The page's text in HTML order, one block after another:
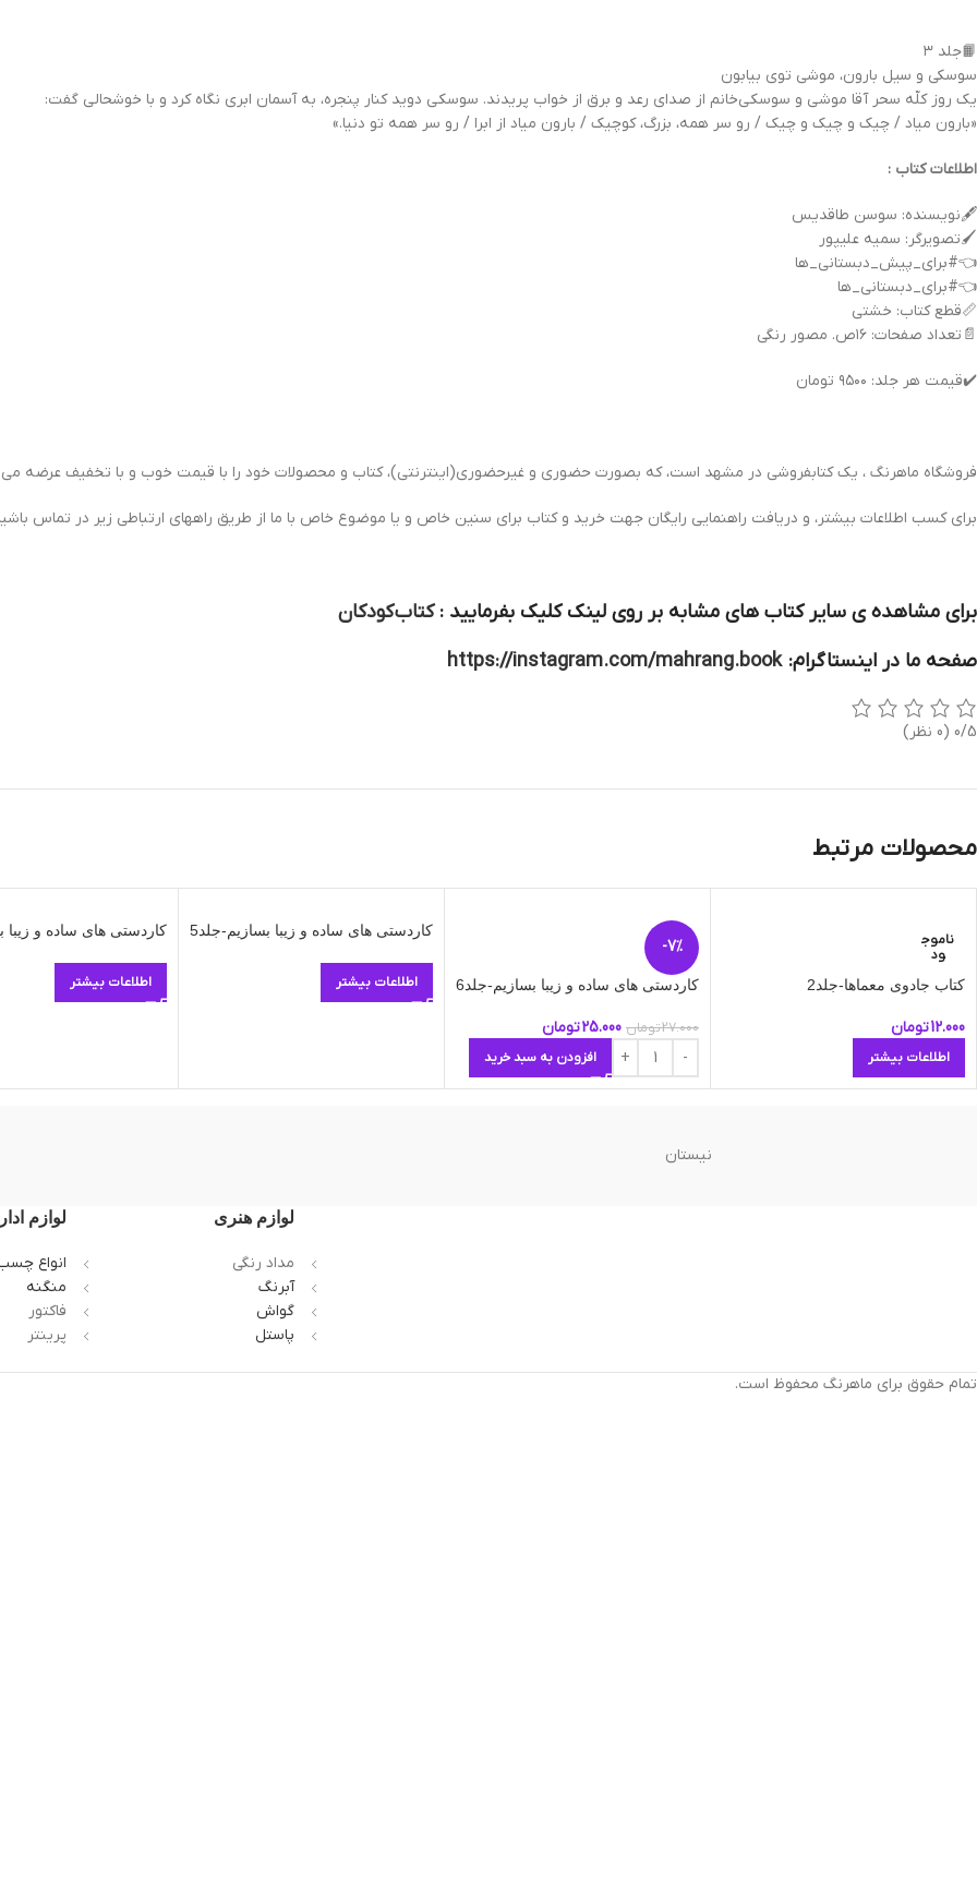
📙جلد ۳
سوسکی و سیل بارون، موشی توی بیابون
يك روز كلّه سحر آقا موشى و سوسكى‌خانم از صداى رعد و برق از خواب پريدند. سوسكى دويد كنار پنجره، به آسمان ابرى نگاه كرد و با خوشحالى گفت:
«بارون مياد / چيك و چيك و چيك‏ / رو سر همه، بزرگ، كوچيك / بارون مياد از ابرا / رو سر همه تو دنيا.»
اطلاعات کتاب :
🖋نویسنده: سوسن طاقدیس
🖌تصویرگر: سمیه علیپور
👈#برای_پیش_دبستانی_ها
👈#برای_دبستانی_ها
📏قطع کتاب: خشتی
📄تعداد صفحات: ۱۶ص. مصور رنگی
✔️قیمت هر جلد: ۹۵۰۰ تومان
فروشگاه ماهرنگ ، یک کتابفروشی در مشهد است، که بصورت حضوری و غیرحضوری(اینترنتی)، کتاب و محصولات خود را با قیمت خوب و با تخفیف عرضه می
برای کسب اطلاعات بیشتر، و دریافت راهنمایی رایگان جهت خرید و کتاب برای سنین خاص و یا موضوع خاص با ما از طریق راههای ارتباطی زیر در تماس
برای مشاهده ی سایر کتاب های مشابه بر روی لینک کلیک بفرمایید :کتاب کودکان
صفحه ما در اینستاگرام:https://instagram.com/mahrang.book
0/5 (0 نظر)
محصولات مرتبط
ناموج
ود
کتاب جادوی معماها-جلد2
12.000تومان
اطلاعات بیشتر
-7%
کاردستی های ساده و زیبا بسازیم-جلد6
27.000تومان 25.000تومان
افزودن به سبد خرید
کاردستی های ساده و زیبا بسازیم-جلد5
اطلاعات بیشتر
کاردستی های ساده و زیبا
اطلاعات بیشتر
نیستان
لوازم هنری
مداد رنگی
آبرنگ
گواش
پاستل
لوازم
انواع
منگنه
فاکتور
پرینتر
تمام حقوق برای ماهرنگ محفوظ است.